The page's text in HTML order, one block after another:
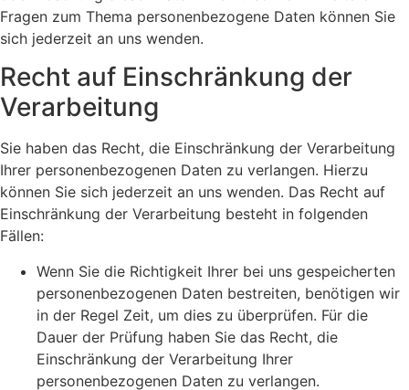
Fragen zum Thema personenbezogene Daten können Sie
sich jederzeit an uns wenden.
Recht auf Einschränkung der
Verarbeitung
Sie haben das Recht, die Einschränkung der Verarbeitung
Ihrer personenbezogenen Daten zu verlangen. Hierzu
können Sie sich jederzeit an uns wenden. Das Recht auf
Einschränkung der Verarbeitung besteht in folgenden
Fällen:
Wenn Sie die Richtigkeit Ihrer bei uns gespeicherten
personenbezogenen Daten bestreiten, benötigen wir
in der Regel Zeit, um dies zu überprüfen. Für die
Dauer der Prüfung haben Sie das Recht, die
Einschränkung der Verarbeitung Ihrer
personenbezogenen Daten zu verlangen.